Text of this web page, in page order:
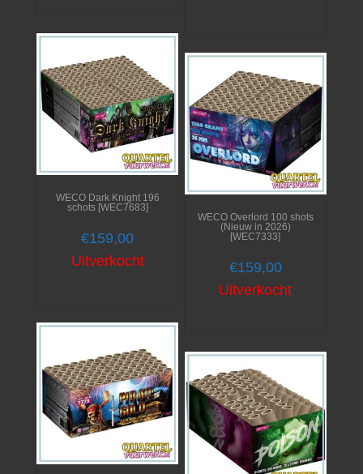
WECO Dark Knight 196
schots [WEC7683]
€159,00
Uitverkocht
WECO Overlord 100 shots
(Nieuw in 2026)
[WEC7333]
€159,00
Uitverkocht